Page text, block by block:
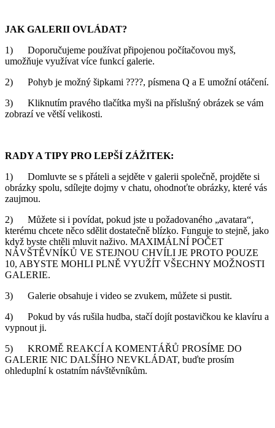
JAK GALERII OVLÁDAT?
1) Doporučujeme používat připojenou počítačovou myš,
umožňuje využívat více funkcí galerie.
2) Pohyb je možný šipkami ????, písmena Q a E umožní otáčení.
3) Kliknutím pravého tlačítka myši na příslušný obrázek se vám
zobrazí ve větší velikosti.
RADY A TIPY PRO LEPŠÍ ZÁŽITEK:
1) Domluvte se s přáteli a sejděte v galerii společně, projděte si
obrázky spolu, sdílejte dojmy v chatu, ohodnoťte obrázky, které vás
zaujmou.
2) Můžete si i povídat, pokud jste u požadovaného „avatara“,
kterému chcete něco sdělit dostatečně blízko. Funguje to stejně, jako
když byste chtěli mluvit naživo. MAXIMÁLNÍ POČET
NÁVŠTĚVNÍKŮ VE STEJNOU CHVÍLI JE PROTO POUZE
10, ABYSTE MOHLI PLNĚ VYUŽÍT VŠECHNY MOŽNOSTI
GALERIE.
3) Galerie obsahuje i video se zvukem, můžete si pustit.
4) Pokud by vás rušila hudba, stačí dojít postavičkou ke klavíru a
vypnout ji.
5) KROMĚ REAKCÍ A KOMENTÁŘŮ PROSÍME DO
GALERIE NIC DALŠÍHO NEVKLÁDAT, buďte prosím
ohleduplní k ostatním návštěvníkům.